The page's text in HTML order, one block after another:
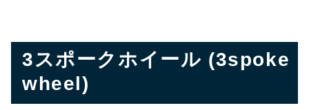
3スポークホイール (3spoke
wheel)